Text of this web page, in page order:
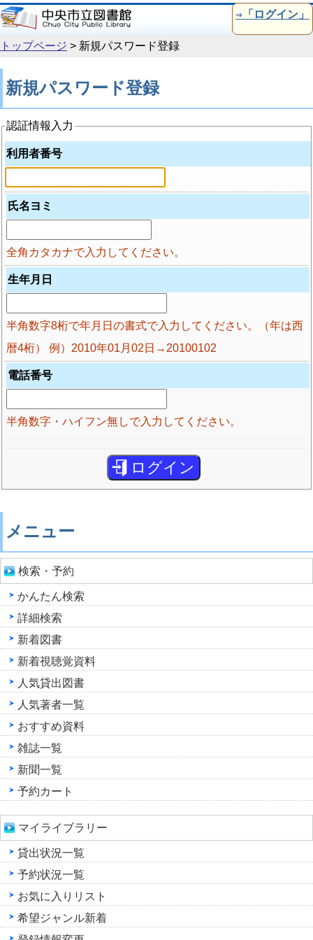
本文へ移動 ⇒「ログイン」
トップページ > 新規パスワード登録
新規パスワード登録
認証情報入力
利用者番号
氏名ヨミ
全角カタカナで入力してください。
生年月日
半角数字8桁で年月日の書式で入力してください。（年は西
暦4桁） 例）2010年01月02日→20100102
電話番号
半角数字・ハイフン無しで入力してください。
メニュー
検索・予約
かんたん検索
詳細検索
新着図書
新着視聴覚資料
人気貸出図書
人気著者一覧
おすすめ資料
雑誌一覧
新聞一覧
予約カート
マイライブラリー
貸出状況一覧
予約状況一覧
お気に入りリスト
希望ジャンル新着